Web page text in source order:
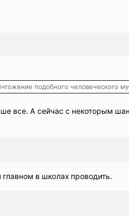
подобного человеческого
все. А сейчас с некоторым
в школах проводить.